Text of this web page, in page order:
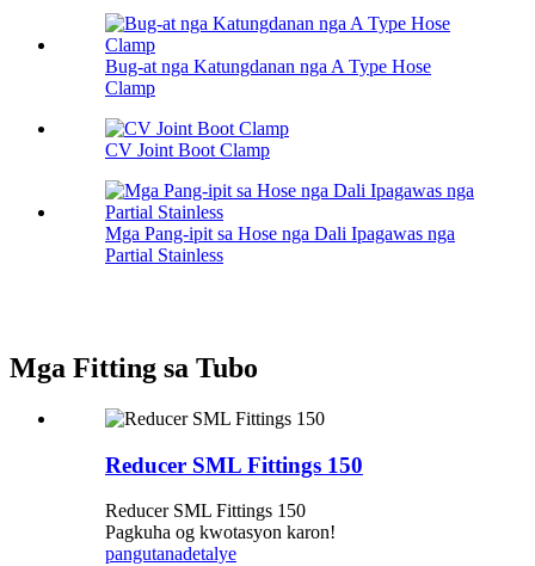
Bug-at nga Katungdanan nga A Type Hose
Clamp
CV Joint Boot Clamp
Mga Pang-ipit sa Hose nga Dali Ipagawas nga
Partial Stainless
Mga Fitting sa Tubo
Reducer SML Fittings 150
Reducer SML Fittings 150
Pagkuha og kwotasyon karon!
pangutanadetalye